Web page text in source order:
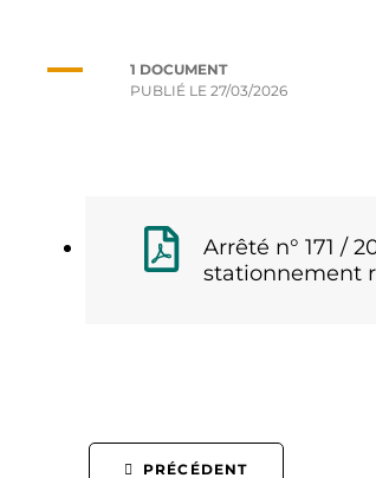
1 DOCUMENT
PUBLIÉ LE 27/03/2026
Arrêté n° 171 /
stationnement
PRÉCÉDENT